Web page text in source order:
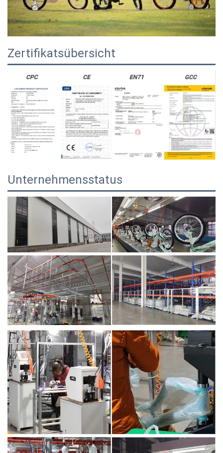
Zertifikatsübersicht
Unternehmensstatus